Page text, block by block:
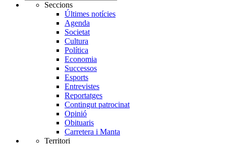
Seccions
Últimes notícies
Agenda
Societat
Cultura
Política
Economia
Successos
Esports
Entrevistes
Reportatges
Contingut patrocinat
Opinió
Obituaris
Carretera i Manta
Territori